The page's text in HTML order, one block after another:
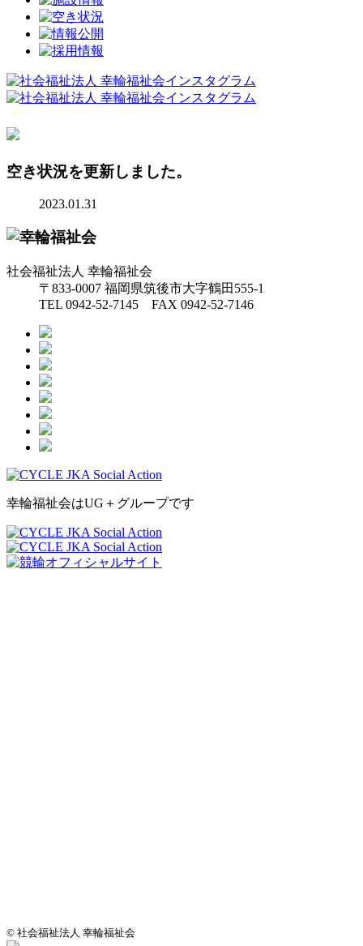
空き状況を更新しました。
2023.01.31
社会福祉法人 幸輪福祉会
〒833-0007 福岡県筑後市大字鶴田555-1
TEL 0942-52-7145 FAX 0942-52-7146
幸輪福祉会はUG＋グループです
© 社会福祉法人 幸輪福祉会